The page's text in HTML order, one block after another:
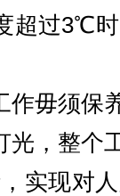
超过3℃
作毋须保
光，整个
实现对